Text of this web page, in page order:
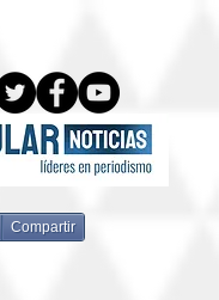
Compartir